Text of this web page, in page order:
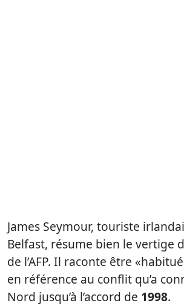
James Seymour, touriste
Belfast, résume bien le vertige
de l’AFP. Il raconte être
en référence au conflit qu’a
Nord jusqu’à l’accord de 1998.